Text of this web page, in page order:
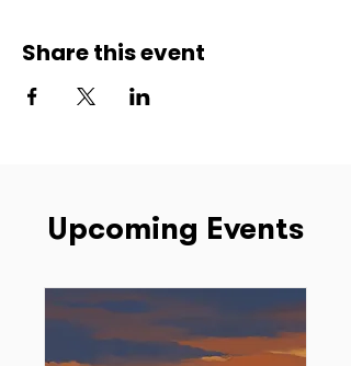
Share this event
Upcoming Events